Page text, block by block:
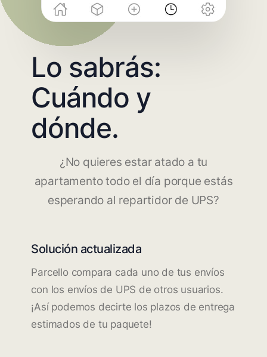
Lo sabrás:
Cuándo y
dónde.
¿No quieres estar atado a tu
apartamento todo el día porque estás
esperando al repartidor de UPS?
Solución actualizada
Parcello compara cada uno de tus envíos
con los envíos de UPS de otros usuarios.
¡Así podemos decirte los plazos de entrega
estimados de tu paquete!